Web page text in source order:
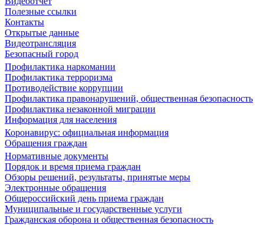
Полезные ссылки
Контакты
Открытые данные
Видеотрансляция
Безопасный город
Профилактика наркомании
Профилактика терроризма
Противодействие коррупции
Профилактика правонарушений, общественная безопасность
Профилактика незаконной миграции
Информация для населения
Коронавирус: официальная информация
Обращения граждан
Нормативные документы
Порядок и время приема граждан
Обзоры решений, результаты, принятые меры
Электронные обращения
Общероссийский день приема граждан
Муниципальные и государственные услуги
Гражданская оборона и общественная безопасность